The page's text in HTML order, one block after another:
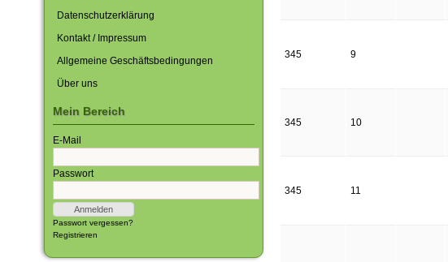
Datenschutzerklärung
Kontakt / Impressum
Allgemeine Geschäftsbedingungen
Über uns
Mein Bereich
E-Mail
Passwort
Passwort vergessen?
Registrieren
345 9
345 10
345 11